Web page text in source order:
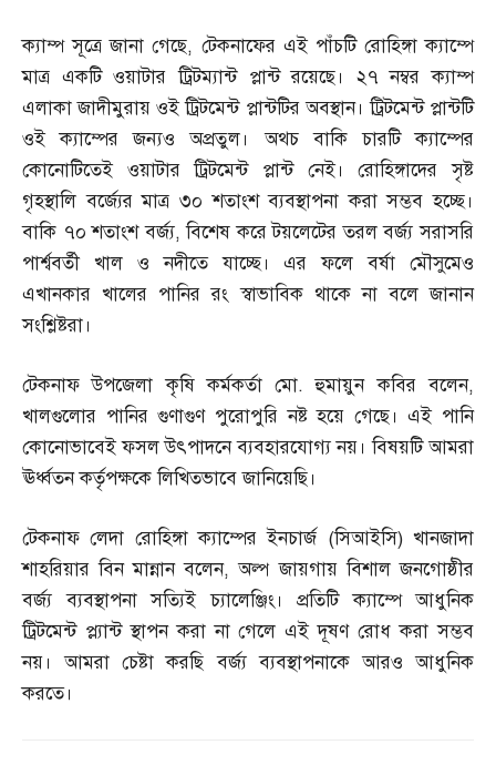
ক্যাম্প সূত্রে জানা গেছে, টেকনাফের এই পাঁচটি রোহিঙ্গা ক্যাম্পে
মাত্র একটি ওয়াটার ট্রিটম্যান্ট প্লান্ট রয়েছে। ২৭ নম্বর ক্যাম্প
এলাকা জাদীমুরায় ওই ট্রিটমেন্ট প্লান্টটির অবস্থান। ট্রিটমেন্ট প্লান্টটি
ওই ক্যাম্পের জন্যও অপ্রতুল। অথচ বাকি চারটি ক্যাম্পের
কোনোটিতেই ওয়াটার ট্রিটমেন্ট প্লান্ট নেই। রোহিঙ্গাদের সৃষ্ট
গৃহস্থালি বর্জ্যের মাত্র ৩০ শতাংশ ব্যবস্থাপনা করা সম্ভব হচ্ছে।
বাকি ৭০ শতাংশ বর্জ্য,বিশেষ করে টয়লেটের তরল বর্জ্য সরাসরি
পার্শ্ববর্তী খাল ও নদীতে যাচ্ছে। এর ফলে বর্ষা মৌসুমেও
এখানকার খালের পানির রং স্বাভাবিক থাকে না বলে জানান
সংশ্লিষ্টরা।
টেকনাফ উপজেলা কৃষি কর্মকর্তা মো.হুমায়ুন কবির বলেন,
খালগুলোর পানির গুণাগুণ পুরোপুরি নষ্ট হয়ে গেছে। এই পানি
কোনোভাবেই ফসল উৎপাদনে ব্যবহারযোগ্য নয়। বিষয়টি আমরা
ঊর্ধ্বতন কর্তৃপক্ষকে লিখিতভাবে জানিয়েছি।
টেকনাফ লেদা রোহিঙ্গা ক্যাম্পের ইনচার্জ (সিআইসি)খানজাদা
শাহরিয়ার বিন মান্নান বলেন,অল্প জায়গায় বিশাল জনগোষ্ঠীর
বর্জ্য ব্যবস্থাপনা সত্যিই চ্যালেঞ্জিং। প্রতিটি ক্যাম্পে আধুনিক
ট্রিটমেন্ট প্ল্যান্ট স্থাপন করা না গেলে এই দূষণ রোধ করা সম্ভব
নয়। আমরা চেষ্টা করছি বর্জ্য ব্যবস্থাপনাকে আরও আধুনিক
করতে।